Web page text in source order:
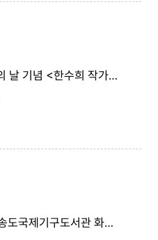
[마감]도서관의 날 기념 <한수희 작가와의 만남> 4. 12. (일) 10:00~12:00
2026년 3월 송도국제기구도서관 화요 시네마